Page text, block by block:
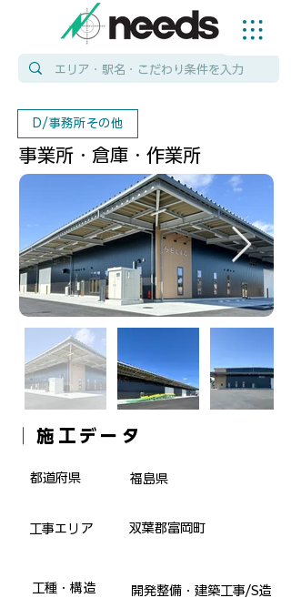
D/事務所その他
事業所・倉庫・作業所
​│施工データ
​都道府県 福島県
​工事エリア 双葉郡富岡町
​工種・構造 開発整備・建築工事/S造